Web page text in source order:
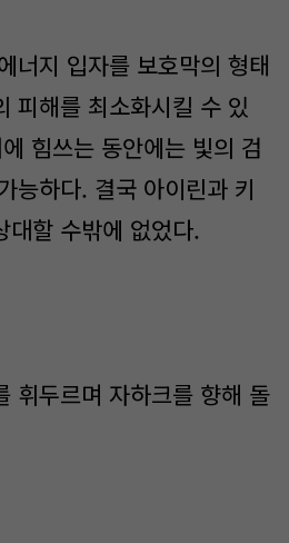
너지 입자를 보호막의 형태
피해를 최소화시킬 수 있
힘쓰는 동안에는 빛의 검
능하다. 결국 아이린과 키
대할 수밖에 없었다.
휘두르며 자하크를 향해 돌